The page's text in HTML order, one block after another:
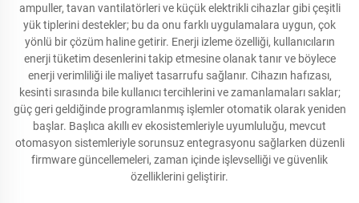
ampuller, tavan vantilatörleri ve küçük elektrikli cihazlar gibi çeşitli
yük tiplerini destekler; bu da onu farklı uygulamalara uygun, çok
yönlü bir çözüm haline getirir. Enerji izleme özelliği, kullanıcıların
enerji tüketim desenlerini takip etmesine olanak tanır ve böylece
enerji verimliliği ile maliyet tasarrufu sağlanır. Cihazın hafızası,
kesinti sırasında bile kullanıcı tercihlerini ve zamanlamaları saklar;
güç geri geldiğinde programlanmış işlemler otomatik olarak yeniden
başlar. Başlıca akıllı ev ekosistemleriyle uyumluluğu, mevcut
otomasyon sistemleriyle sorunsuz entegrasyonu sağlarken düzenli
firmware güncellemeleri, zaman içinde işlevselliği ve güvenlik
özelliklerini geliştirir.